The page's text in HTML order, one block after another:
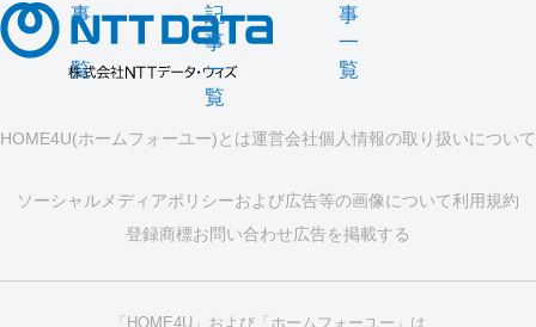
事
一
覧
記
事
一
覧
事
一
覧
HOME4U(ホームフォーユー)とは運営会社個人情報の取り扱いについて
ソーシャルメディアポリシーおよび広告等の画像について利用規約
登録商標お問い合わせ広告を掲載する
「HOME4U」および「ホームフォーユー」は